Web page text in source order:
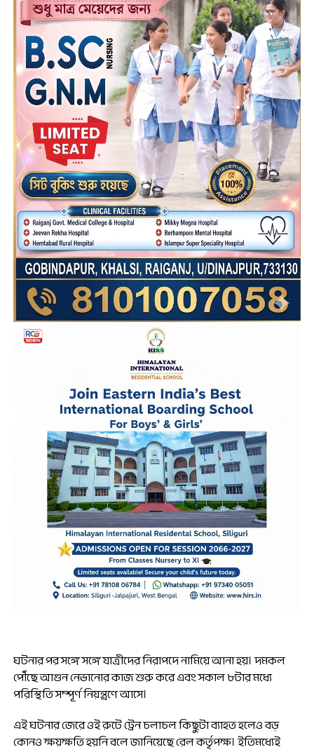
ঘটনার পর সঙ্গে সঙ্গে যাত্রীদের নিরাপদে নামিয়ে আনা হয়। দমকল
পৌঁছে আগুন নেভানোর কাজ শুরু করে এবং সকাল ৮টার মধ্যে
পরিস্থিতি সম্পূর্ণ নিয়ন্ত্রণে আসে।
এই ঘটনার জেরে ওই রুটে ট্রেন চলাচল কিছুটা ব্যাহত হলেও বড়
কোনও ক্ষয়ক্ষতি হয়নি বলে জানিয়েছে রেল কর্তৃপক্ষ। ইতিমধ্যেই